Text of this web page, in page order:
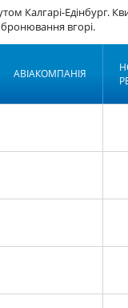
Калгарі-Едінбург.
вгорі.
АВІАКОМПАНІЯ